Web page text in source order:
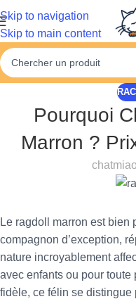
Skip to navigation
Skip to main content
Pourquoi
Marron ?
Le ragdoll marron est bien
compagnon d’exception,
nature incroyablement
avec enfants ou pour toute
fidèle, ce félin se distingue